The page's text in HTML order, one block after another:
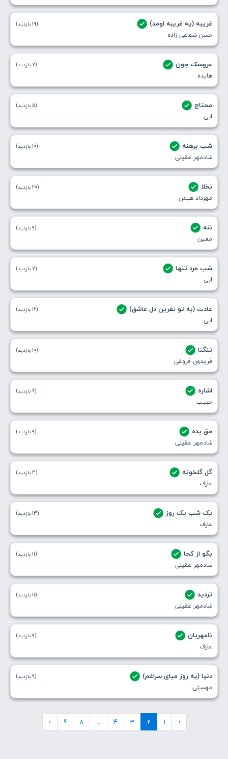
غریبه (یه غریبه اومد)
حسن شماعی زاده
(19 بازدید)
عروسک جون
هایده
(7 بازدید)
محتاج
ابی
(5 بازدید)
شب برهنه
شادمهر عقیلی
(10 بازدید)
نخلا
مهرداد هیدن
(20 بازدید)
ننه
معین
(9 بازدید)
شب مرد تنها
ابی
(7 بازدید)
عادت (به تو نفرین دل عاشق)
ابی
(16 بازدید)
تنگنا
فریدون فروغی
(10 بازدید)
اشاره
حبیب
(6 بازدید)
حق بده
شادمهر عقیلی
(9 بازدید)
گل گلخونه
عارف
(3 بازدید)
یک شب یک روز
عارف
(13 بازدید)
بگو از کجا
شادمهر عقیلی
(11 بازدید)
تردید
شادمهر عقیلی
(11 بازدید)
نامهربان
عارف
(9 بازدید)
دنیا (یه روز میای سراغم)
مهستی
(9 بازدید)
‹
1
2
3
4
...
8
9
›